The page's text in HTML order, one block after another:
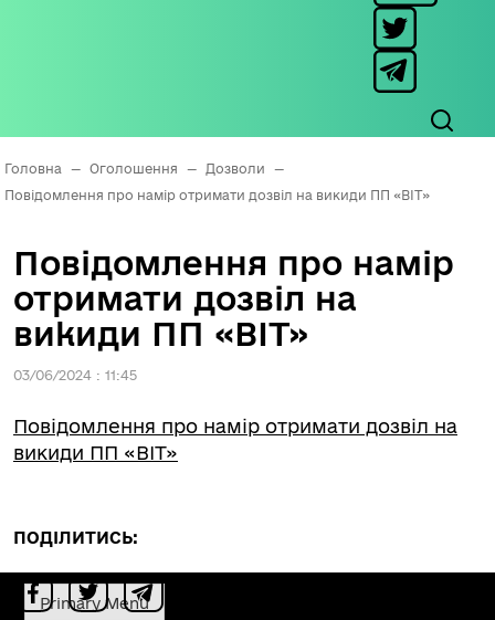
Головна — Оголошення — Дозволи
—
Повідомлення про намір отримати дозвіл на викиди ПП «ВІТ»
Повідомлення про намір
отримати дозвіл на
викиди ПП «ВІТ»
03/06/2024 : 11:45
Повідомлення про намір отримати дозвіл на
викиди ПП «ВІТ»
ПОДІЛИТИСЬ:
Primary Menu